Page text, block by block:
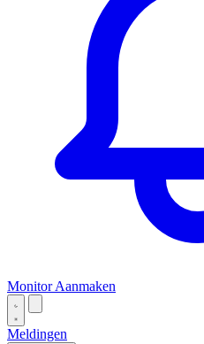
Monitor Aanmaken
Meldingen